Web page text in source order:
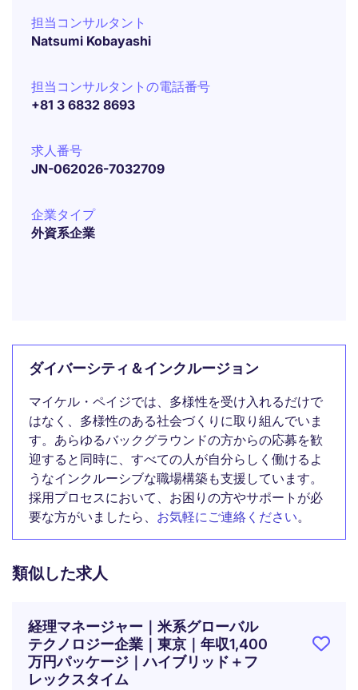
担当コンサルタント
Natsumi Kobayashi
担当コンサルタントの電話番号
+81 3 6832 8693
求人番号
JN-062026-7032709
企業タイプ
外資系企業
ダイバーシティ＆インクルージョン
マイケル・ペイジでは、多様性を受け入れるだけで
はなく、多様性のある社会づくりに取り組んでいま
す。あらゆるバックグラウンドの方からの応募を歓
迎すると同時に、すべての人が自分らしく働けるよ
うなインクルーシブな職場構築も支援しています。
採用プロセスにおいて、お困りの方やサポートが必
要な方がいましたら、 お気軽にご連絡ください。
類似した求人
経理マネージャー｜米系グローバル
テクノロジー企業｜東京｜年収1,400
万円パッケージ｜ハイブリッド＋フ
レックスタイム